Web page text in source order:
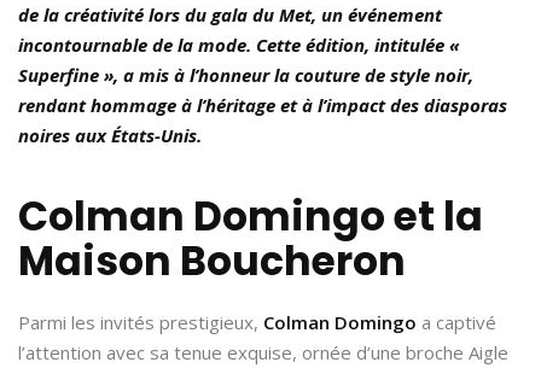
de la créativité lors du gala du Met, un événement
incontournable de la mode. Cette édition, intitulée «
Superfine », a mis à l’honneur la couture de style noir,
rendant hommage à l’héritage et à l’impact des diasporas
noires aux États-Unis.
Colman Domingo et la
Maison Boucheron
Parmi les invités prestigieux, Colman Domingo a captivé
l’attention avec sa tenue exquise, ornée d’une broche Aigle